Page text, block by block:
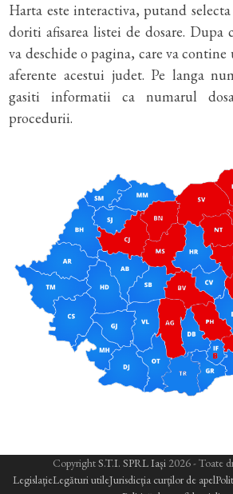
Harta este interactiva, putand
doriti afisarea listei de dosare. Dupa
va deschide o pagina, care va
aferente acestui judet. Pe langa
gasiti informatii ca numarul
procedurii.
CopyrightS.T.I. SPRL Iași 2026 - Toate
LegislațieLegături utileJurisdicția curților de apel